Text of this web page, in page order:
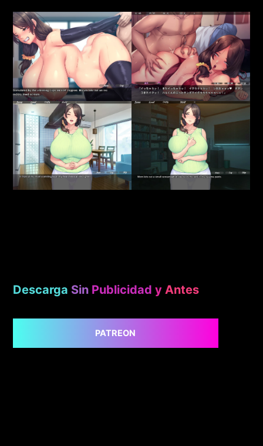
Descarga Sin Publicidad y Antes
PATREON